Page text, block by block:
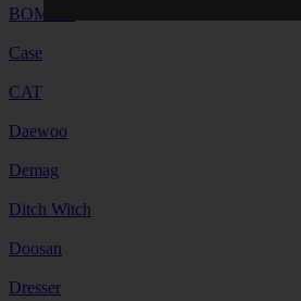
BOMAG
Case
CAT
Daewoo
Demag
Ditch Witch
Doosan
Dresser